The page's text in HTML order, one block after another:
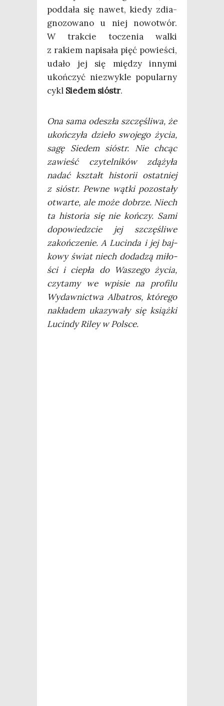
pod­da­ła się nawet, kie­dy zdia­
gno­zo­wa­no u niej nowo­twór.
W trak­cie tocze­nia wal­ki
z rakiem napi­sa­ła pięć powie­ści,
uda­ło jej się mię­dzy inny­mi
ukoń­czyć nie­zwy­kle popu­lar­ny
cykl Sie­dem sióstr.
Ona sama ode­szła szczę­śli­wa, że
ukoń­czy­ła dzie­ło swo­je­go życia,
sagę Sie­dem sióstr. Nie chcąc
zawieść czy­tel­ni­ków zdą­ży­ła
nadać kształt histo­rii ostat­niej
z sióstr. Pew­ne wąt­ki pozo­sta­ły
otwar­te, ale może dobrze. Niech
ta histo­ria się nie koń­czy. Sami
dopo­wiedz­cie jej szczę­śli­we
zakoń­cze­nie. A Lucin­da i jej baj­
ko­wy świat niech doda­dzą miło­
ści i cie­pła do Wasze­go życia,
czy­ta­my we wpi­sie na pro­fi­lu
Wydaw­nic­twa Alba­tros, któ­re­go
nakła­dem uka­zy­wa­ły się książ­ki
Lucin­dy Riley w Polsce.